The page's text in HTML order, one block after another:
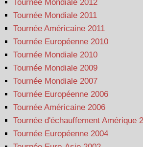
Tournée Mondiale 2012
Tournée Mondiale 2011
Tournée Américaine 2011
Tournée Européenne 2010
Tournée Mondiale 2010
Tournée Mondiale 2009
Tournée Mondiale 2007
Tournée Européenne 2006
Tournée Américaine 2006
Tournée d'échauffement Amérique
Tournée Européenne 2004